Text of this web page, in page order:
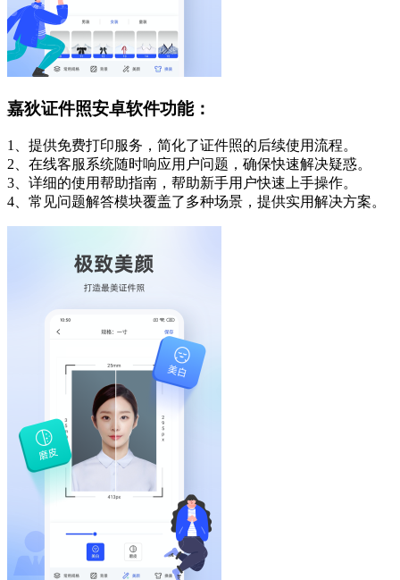
嘉狄证件照安卓软件功能：
1、提供免费打印服务，简化了证件照的后续使用流程。
2、在线客服系统随时响应用户问题，确保快速解决疑惑。
3、详细的使用帮助指南，帮助新手用户快速上手操作。
4、常见问题解答模块覆盖了多种场景，提供实用解决方案。